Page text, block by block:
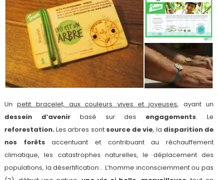
Unpetit bracelet, aux couleurs vives et joyeuses, ayant un
dessein d’avenirbasé sur des engagements. Le
reforestation.Les arbres sontsource de vie, la disparition de
nos forêts accentuant et contribuant au réchauffement
climatique, les catastrophes naturelles, le déplacement des
populations, la désertification… L’homme inconsciemment ou pas